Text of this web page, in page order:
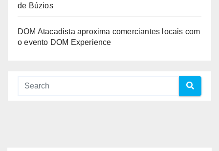
de Búzios
DOM Atacadista aproxima comerciantes locais com
o evento DOM Experience